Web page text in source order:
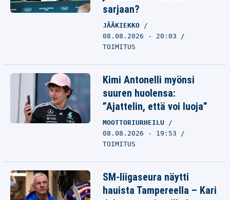
sarjaan?
JÄÄKIEKKO
08.08.2026 - 20:03
TOIMITUS
Kimi Antonelli myönsi
suuren huolensa:
”Ajattelin, että voi luoja”
MOOTTORIURHEILU
08.08.2026 - 19:53
TOIMITUS
SM-liigaseura näytti
hauista Tampereella – Kari